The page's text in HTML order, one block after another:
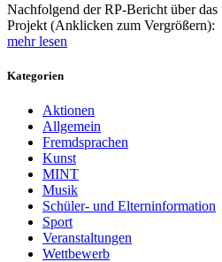
Nachfolgend der RP-Bericht über
Projekt (Anklicken zum Vergrößern):
mehr lesen
Kategorien
Aktionen
Allgemein
Fremdsprachen
Kunst
MINT
Musik
Schüler- und Elterninformation
Sport
Veranstaltungen
Wettbewerb